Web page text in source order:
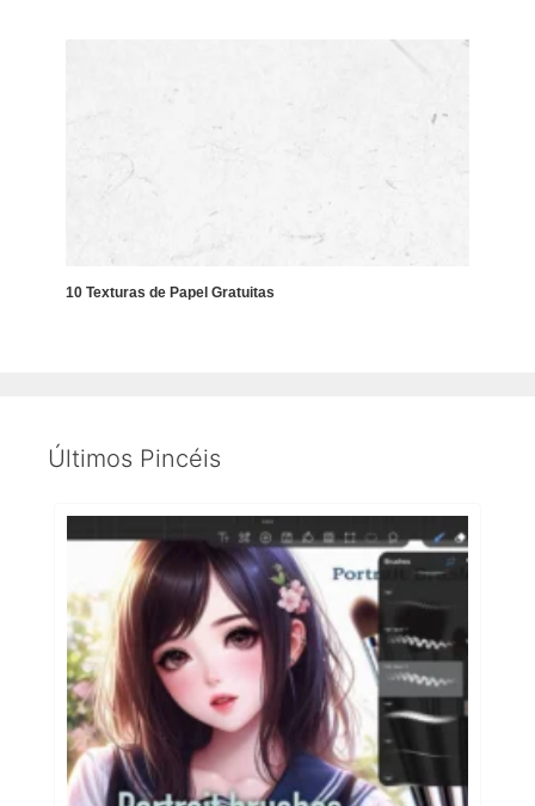
10 Texturas de Papel Gratuitas
Últimos Pincéis